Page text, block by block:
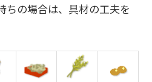
の場合は、具材の工夫を